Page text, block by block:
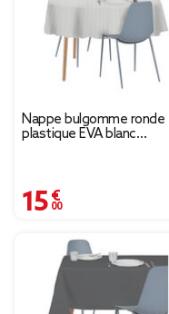
Nappe bulgomme ronde
plastique EVA blanc
15,00 €